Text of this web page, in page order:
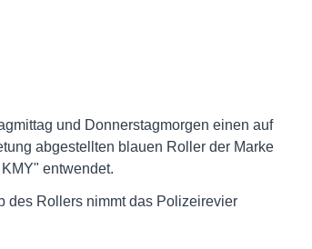
und Donnerstagmorgen einen auf
abgestellten blauen Roller der Marke
entwendet.
des Rollers nimmt das Polizeirevier